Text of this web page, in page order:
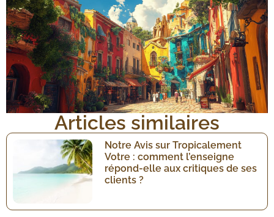
Articles similaires
Notre Avis sur Tropicalement
Votre : comment l’enseigne
répond-elle aux critiques de ses
clients ?